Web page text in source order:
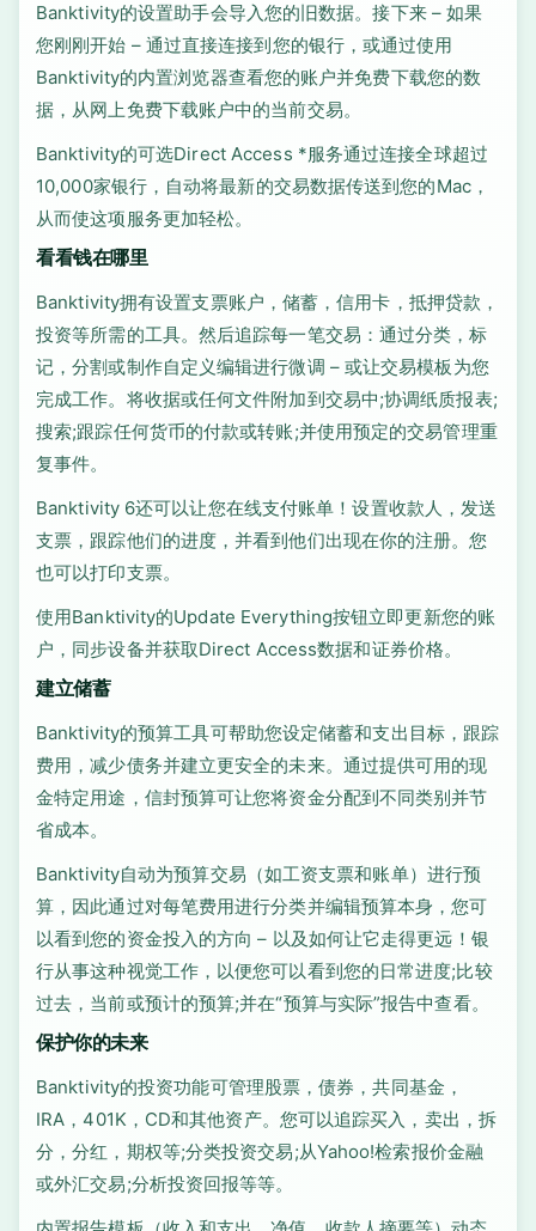
Banktivity的设置助手会导入您的旧数据。接下来 – 如果
您刚刚开始 – 通过直接连接到您的银行，或通过使用
Banktivity的内置浏览器查看您的账户并免费下载您的数
据，从网上免费下载账户中的当前交易。
Banktivity的可选Direct Access *服务通过连接全球超过
10,000家银行，自动将最新的交易数据传送到您的Mac，
从而使这项服务更加轻松。
看看钱在哪里
Banktivity拥有设置支票账户，储蓄，信用卡，抵押贷款，
投资等所需的工具。然后追踪每一笔交易：通过分类，标
记，分割或制作自定义编辑进行微调 – 或让交易模板为您
完成工作。将收据或任何文件附加到交易中;协调纸质报表;
搜索;跟踪任何货币的付款或转账;并使用预定的交易管理重
复事件。
Banktivity 6还可以让您在线支付账单！设置收款人，发送
支票，跟踪他们的进度，并看到他们出现在你的注册。您
也可以打印支票。
使用Banktivity的Update Everything按钮立即更新您的账
户，同步设备并获取Direct Access数据和证券价格。
建立储蓄
Banktivity的预算工具可帮助您设定储蓄和支出目标，跟踪
费用，减少债务并建立更安全的未来。通过提供可用的现
金特定用途，信封预算可让您将资金分配到不同类别并节
省成本。
Banktivity自动为预算交易（如工资支票和账单）进行预
算，因此通过对每笔费用进行分类并编辑预算本身，您可
以看到您的资金投入的方向 – 以及如何让它走得更远！银
行从事这种视觉工作，以便您可以看到您的日常进度;比较
过去，当前或预计的预算;并在“预算与实际”报告中查看。
保护你的未来
Banktivity的投资功能可管理股票，债券，共同基金，
IRA，401K，CD和其他资产。您可以追踪买入，卖出，拆
分，分红，期权等;分类投资交易;从Yahoo!检索报价金融
或外汇交易;分析投资回报等等。